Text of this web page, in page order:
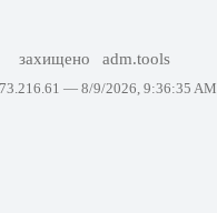
захищено adm.tools
— 8/9/2026, 9:36:35 AM